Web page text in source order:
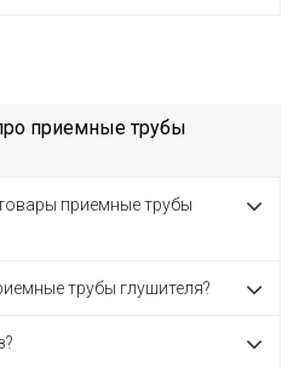
приемные трубы
приемные трубы
трубы глушителя?